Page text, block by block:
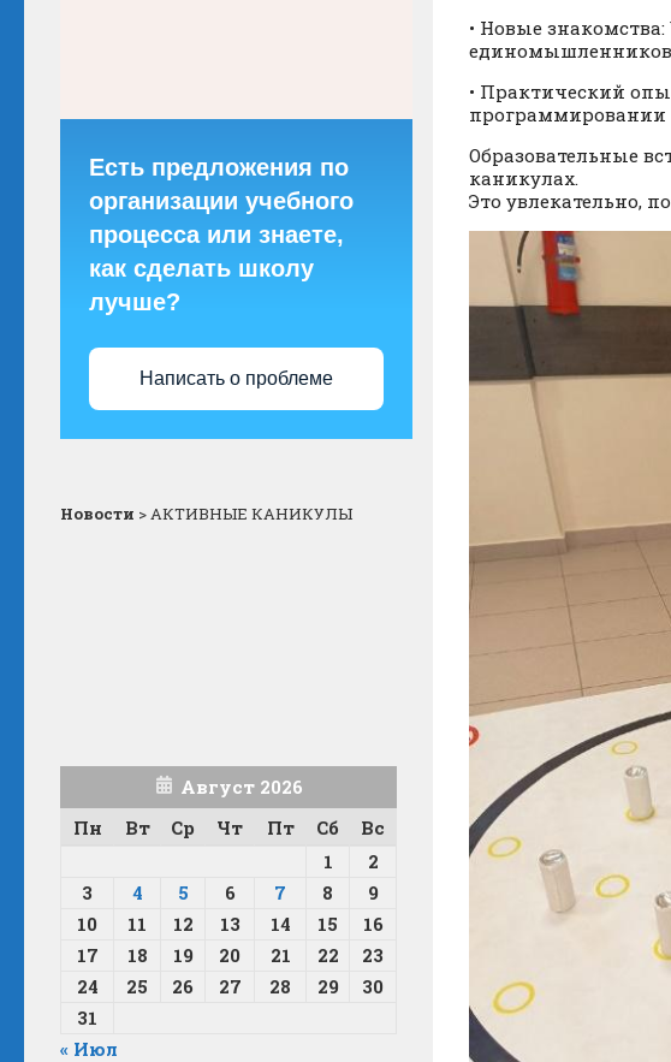
• Новые
единомышленников
• Практический
программировании
Образовательные
каникулах.
Это увлекательно,
Есть предложения по
организации учебного
процесса или знаете,
как сделать школу
лучше?
Написать о проблеме
Новости >АКТИВНЫЕ КАНИКУЛЫ
Август 2026
Пн
Вт Ср Чт Пт Сб
Вс
1
2
3
4 5 6 7 8
9
10
11 12 13 14 15
16
17
18 19 20 21 22
23
24
25 26 27 28 29
30
31
« Июл